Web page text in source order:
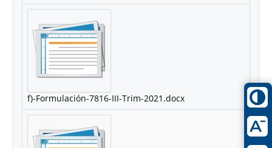
f)-Formulación-7816-III-Trim-2021.docx